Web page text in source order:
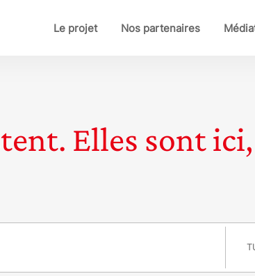
Le projet Nos partenaires
Elles sont